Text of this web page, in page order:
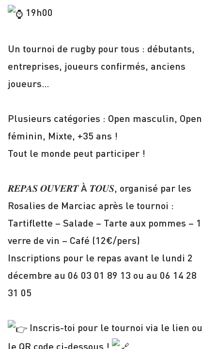
19h00
Un tournoi de rugby pour tous : débutants,
entreprises, joueurs confirmés, anciens
joueurs…
Plusieurs catégories : Open masculin, Open
féminin, Mixte, +35 ans !
Tout le monde peut participer !
𝑹𝑬𝑷𝑨𝑺 𝑶𝑼𝑽𝑬𝑹𝑻 À 𝑻𝑶𝑼𝑺, organisé par les
Rosalies de Marciac après le tournoi :
Tartiflette – Salade – Tarte aux pommes – 1
verre de vin – Café (12€/pers)
Inscriptions pour le repas avant le lundi 2
décembre au 06 03 01 89 13 ou au 06 14 28
31 05
Inscris-toi pour le tournoi via le lien ou
le QR code ci-dessous !